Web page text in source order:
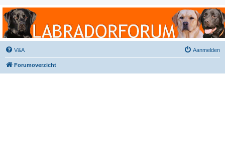
Labradorforum
Het gezelligste Labradorforum van Nederland en België!
V&A Aanmelden
Forumoverzicht